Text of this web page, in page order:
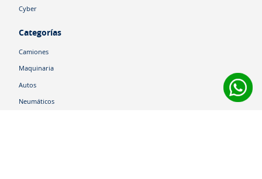
Cyber
Categorías
Camiones
Maquinaria
Autos
Neumáticos